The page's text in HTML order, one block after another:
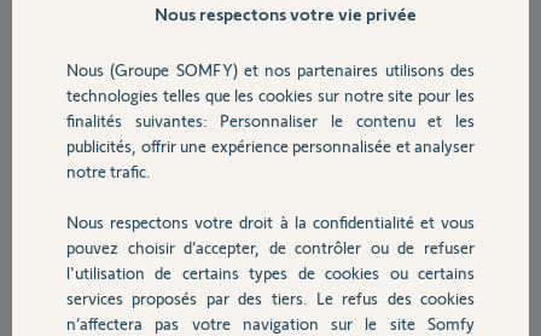
Sécurité
Domotique
Chauffage
Autres produits
on doit les regler avec la telecommande ou sur le moteur ?
jean pierre L.
il y a environ 11 ans
Participer au fil de discussion
Réponses
Bonjour Jean Pierre,
Une réponse a été faite sur un autre post.
Nous respectons votre vie privée
Nous (Groupe SOMFY) et nos partenaires utilisons des
technologies telles que les cookies sur notre site pour les
finalités suivantes: Personnaliser le contenu et les
publicités, offrir une expérience personnalisée et analyser
notre trafic.
Nous respectons votre droit à la confidentialité et vous
pouvez choisir d’accepter, de contrôler ou de refuser
l'utilisation de certains types de cookies ou certains
services proposés par des tiers. Le refus des cookies
n’affectera pas votre navigation sur le site Somfy